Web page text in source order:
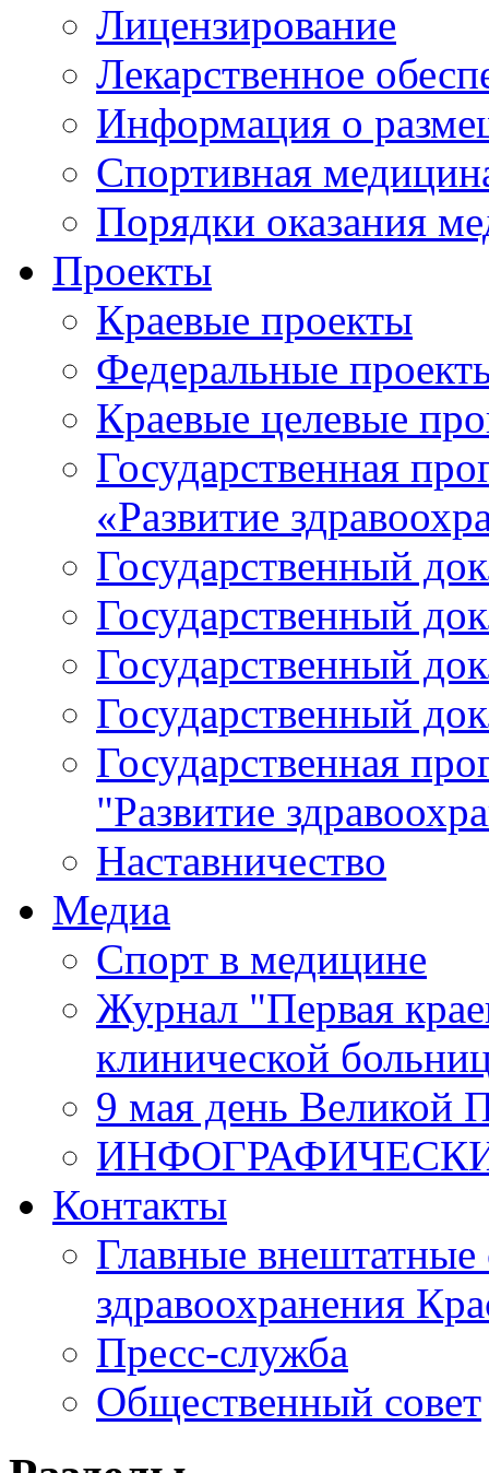
Лицензирование
Лекарственное
Информация о
Спортивная
Порядки оказания
Проекты
Краевые проекты
Федеральные
Краевые целевые
Государственная
«Развитие
Государственный
Государственный
Государственный
Государственный
Государственная
"Развитие
Наставничество
Медиа
Спорт в медицине
Журнал "Первая
клинической
9 мая день Великой
Контакты
Главные внештатные
здравоохранения
Пресс-служба
Общественный совет